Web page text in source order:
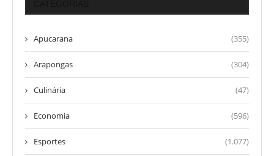
Apucarana (355)
Arapongas (304)
Culinária (47)
Economia (596)
Esportes (1.077)